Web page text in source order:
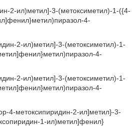
2-ил)метил]-3-(метоксиметил)-1-({4-
4-
2-ил)метил]-3-(метоксиметил)-1-
4-
2-ил)метил]-3-(метоксиметил)-1-
4-
4-метоксипиридин-2-ил]метил}-3-
1-ил)метил]фенил}